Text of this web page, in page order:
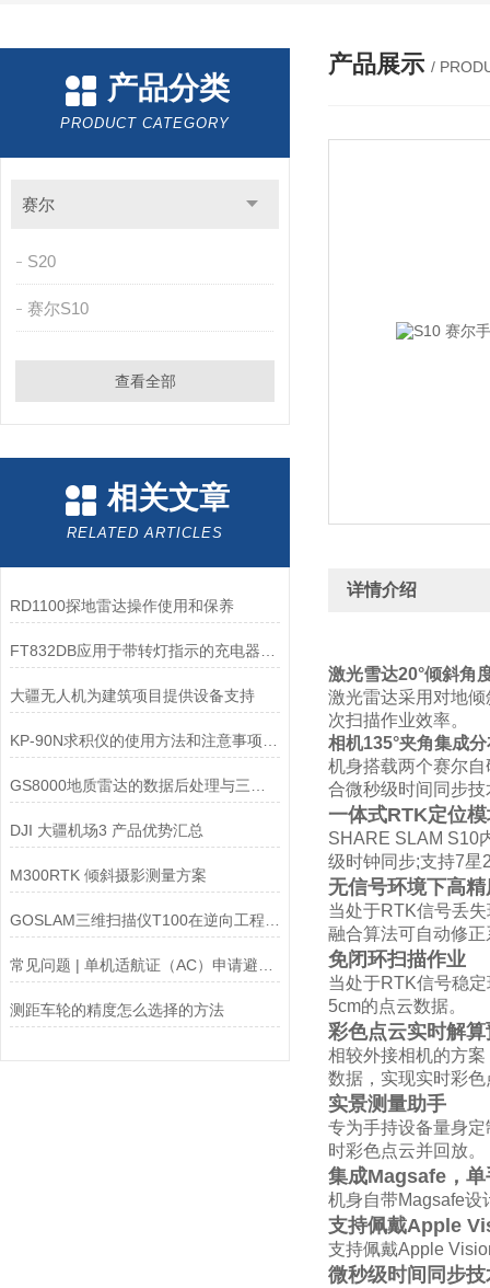
产品分类
PRODUCT CATEGORY
赛尔
S20
赛尔S10
查看全部
相关文章
RELATED ARTICLES
RD1100探地雷达操作使用和保养
大疆无人机为建筑项目提供设备支持
DJI 大疆机场3 产品优势汇总
M300RTK 倾斜摄影测量方案
测距车轮的精度怎么选择的方法
产品展示 /
详情介绍
激光雪达20°倾斜角
激光雷达采用对地
次扫描作业效率。
相机135°夹角集成
机身搭载两个赛尔
合微秒级时间同步
一体式RTK定位
SHARE SLAM S10
级时钟同步;支持7星
无信号环境下高
当处于RTK信号丢
融合算法可自动修
免闭环扫描作业
当处于RTK信号稳
5cm的点云数据。
彩色点云实时解算
相较外接相机的方
数据，实现实时彩
实景测量助手
专为手持设备量身
时彩色点云并回放。
集成Magsafe，单
机身自带Magsafe设
支持佩戴Apple
支持佩戴Apple
微秒级时间同步技